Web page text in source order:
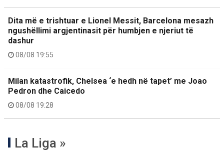
Dita më e trishtuar e Lionel Messit, Barcelona mesazh
ngushëllimi argjentinasit për humbjen e njeriut të
dashur
08/08 19:55
Milan katastrofik, Chelsea ‘e hedh në tapet’ me Joao
Pedron dhe Caicedo
08/08 19:28
La Liga »